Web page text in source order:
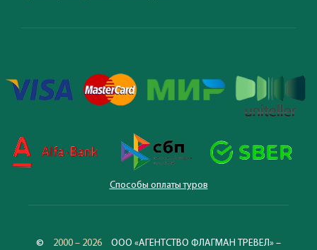
Способы оплаты туров
© 2000 – 2026
ООО «АГЕНТСТВО ФЛАГМАН ТРЕВЕЛ» –